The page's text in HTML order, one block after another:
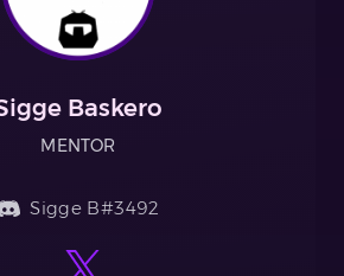
Baskero
MENTOR
Sigge B#3492